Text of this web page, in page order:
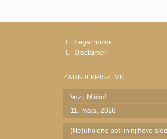
Legal notice
Disclaimer
ZADNJI PRISPEVKI
Vozi, Miško!
11. maja, 2026
(Ne)uhojene poti in njihove